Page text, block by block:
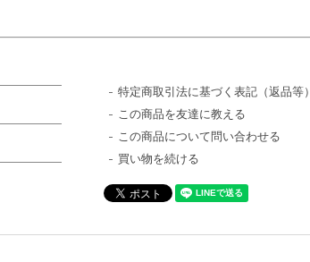
特定商取引法に基づく表記（返品等）
この商品を友達に教える
この商品について問い合わせる
買い物を続ける